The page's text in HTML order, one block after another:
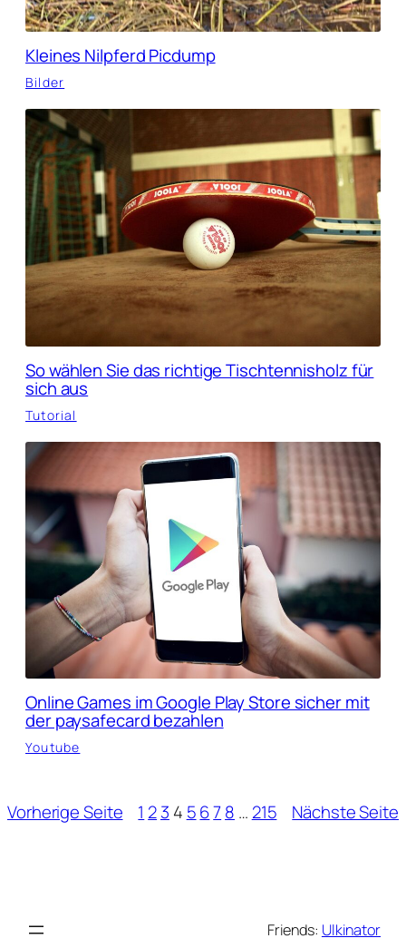
Kleines Nilpferd Picdump
Bilder
So wählen Sie das richtige Tischtennisholz für
sich aus
Tutorial
Online Games im Google Play Store sicher mit
der paysafecard bezahlen
Youtube
Vorherige Seite 1 23 4 5678 … 215 Nächste Seite
Friends: Ulkinator